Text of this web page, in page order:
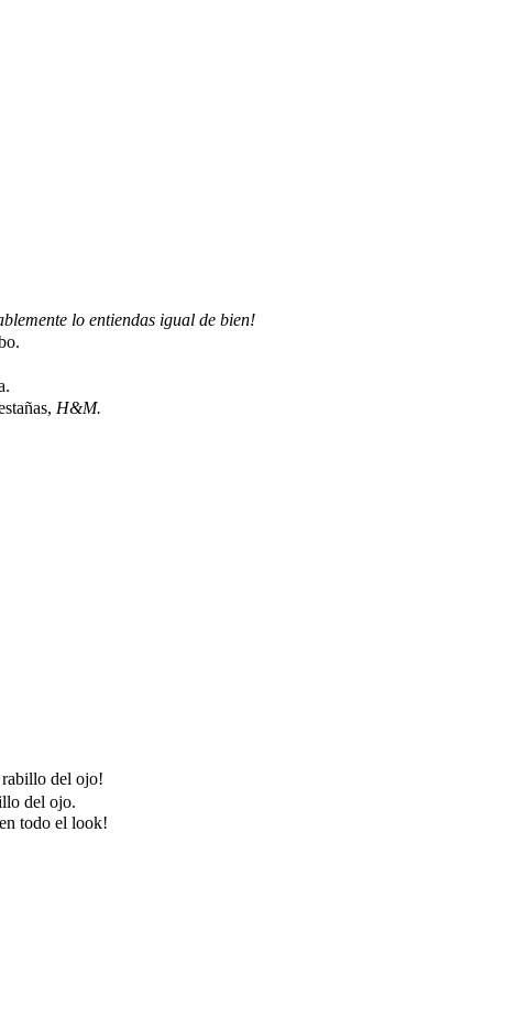
lo entiendas igual de bien!
H&M.
rabillo del ojo!
del ojo.
todo el look!